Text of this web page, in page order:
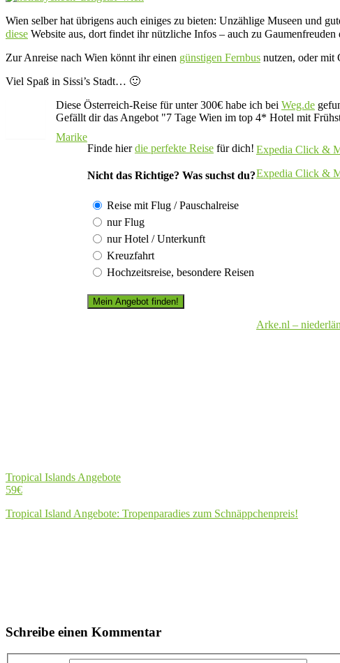
Wien selber hat übrigens auch einiges zu bieten: Unzählige Museen und
diese Website aus, dort findet ihr nützliche Infos – auch zu Gaumenfreuden
Zur Anreise nach Wien könnt ihr einen günstigen Fernbus nutzen, oder mit
Viel Spaß in Sissi’s Stadt… 🙂
Diese Österreich-Reise für unter 300€ habe ich bei Weg.de
Gefällt dir das Angebot "7 Tage Wien im top 4* Hotel mit
Marike
Finde hierdie perfekte Reise für dich!
Nicht das Richtige? Was suchst du?
Reise mit Flug / Pauschalreise
nur Flug
nur Hotel / Unterkunft
Kreuzfahrt
Hochzeitsreise, besondere Reisen
Expedia Click &
Expedia Click &
Arke.nl –
Tropical Islands Angebote
59€
Tropical Island Angebote: Tropenparadies zum Schnäppchenpreis!
Schreibe einen Kommentar